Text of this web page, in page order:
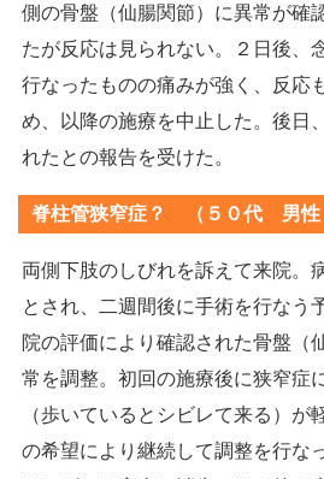
側の骨盤（仙腸関節）に異常が確
たが反応は見られない。２日後、
行なったものの痛みが強く、反応
め、以降の施療を中止した。後日
れたとの報告を受けた。
脊柱管狭窄症？ （５０代 男
両側下肢のしびれを訴えて来院。
とされ、二週間後に手術を行なう
院の評価により確認された骨盤（
常を調整。初回の施療後に狭窄症
（歩いているとシビレて来る）が
の希望により継続して調整を行な